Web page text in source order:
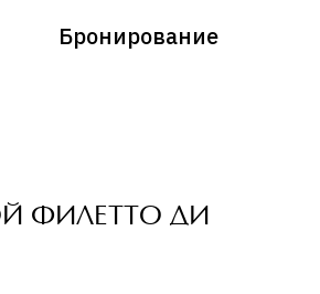
Бронирование
ФИЛЕТТО ДИ